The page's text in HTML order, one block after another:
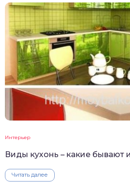
Интерьер
Виды кухонь – какие бывают
Читать далее